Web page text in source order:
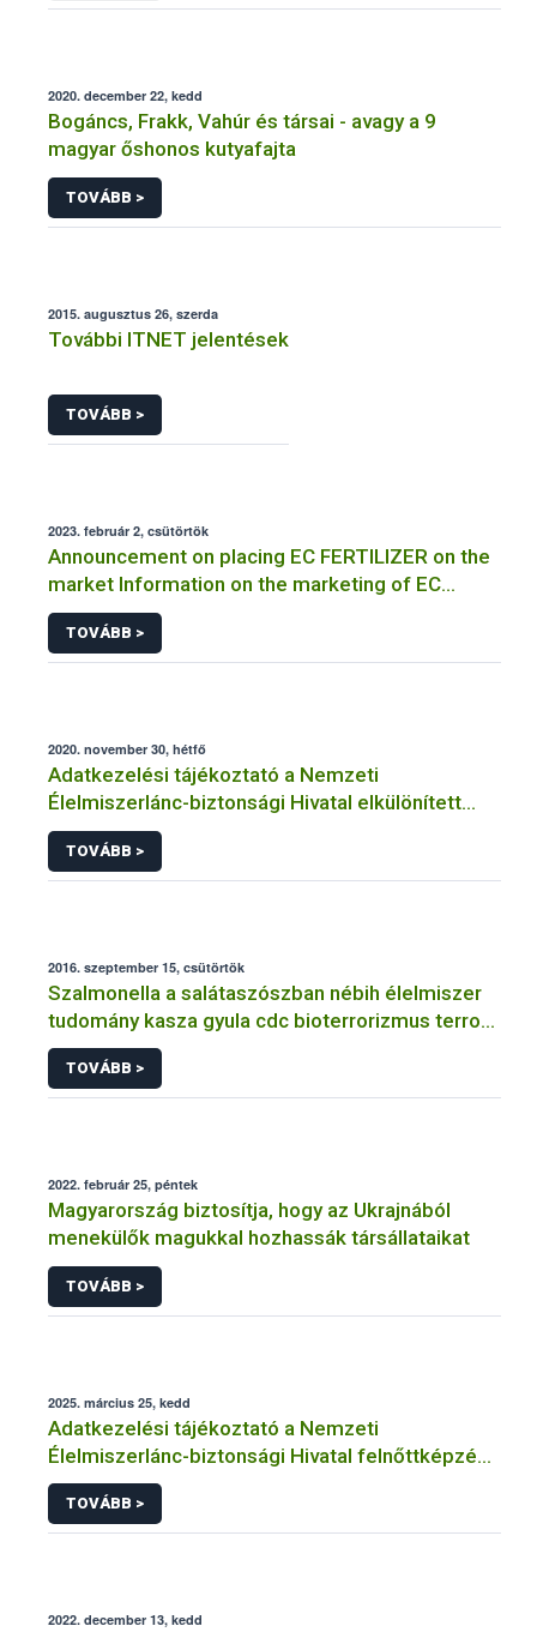
2020. december 22, kedd
Bogáncs, Frakk, Vahúr és társai - avagy a 9
magyar őshonos kutyafajta
TOVÁBB >
2015. augusztus 26, szerda
További ITNET jelentések
TOVÁBB >
2023. február 2, csütörtök
Announcement on placing EC FERTILIZER on the
market Information on the marketing of EC
FERTILIZER and the application for a certificate
TOVÁBB >
2020. november 30, hétfő
Adatkezelési tájékoztató a Nemzeti
Élelmiszerlánc-biztonsági Hivatal elkülönített
visszaélés-bejelentési rendszerhez kapcsolódó
adatkezeléséhez
TOVÁBB >
2016. szeptember 15, csütörtök
Szalmonella a salátaszószban nébih élelmiszer
tudomány kasza gyula cdc bioterrorizmus terror
lépfene
TOVÁBB >
2022. február 25, péntek
Magyarország biztosítja, hogy az Ukrajnából
menekülők magukkal hozhassák társállataikat
TOVÁBB >
2025. március 25, kedd
Adatkezelési tájékoztató a Nemzeti
Élelmiszerlánc-biztonsági Hivatal felnőttképzési
tevékenységéhez kapcsolódó adatkezeléséhez
TOVÁBB >
2022. december 13, kedd